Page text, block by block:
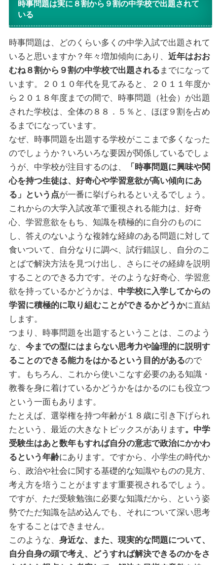
時事問題は実に８割から９割の中学校で出題されて
いる
時事問題は、どのくらい多くの中学入試で出題されて
いると思いますか？年々増加傾向にあり、 近年はおお
むね８割から９割の中学校で出題される までになって
います。２０１０年代を見てみると、２０１１年度か
ら２０１８年度までの間で、時事問題（社会）が出題
された学校は、全体の８８．５％と、ほぼ９割を占め
るまでになっています。
なぜ、時事問題を出題する学校がここまで多くなった
のでしょうか？いろいろな要因が関係しているでしょ
うが、中学校が注目するのは、
「時事問題に興味や関
心を持つ生徒は、好奇心や学習意欲が高い傾向にあ
る」という点が一番に挙げられるといえるでしょう。
これからの大学入試改革で重視される能力は、好奇
心、学習意欲をもち、知識を積極的に自分のものに
し、答えのないような複雑な経緯のある問題に対して
食いついて、自分なりに調べ、試行錯誤し、自分のこ
とばで解決方法を見つけ出し、さらにその経緯を説明
することのできる力です。そのような好奇心、学習意
欲を持っているかどうかは、 中学校に入学してからの
学習に積極的に取り組むことができるかどうかに直結
します。
つまり、時事問題を出題するということは、このよう
な、 今までの型にはまらない思考力や論理的に説明す
ることのできる能力をはかるという目的があるので
す。もちろん、これから使いこなす必要のある知識・
教養を身に着けているかどうかをはかるのにも役立つ
という一面もあります。
たとえば、選挙権を持つ年齢が１８歳に引き下げられ
たという、最近の大きなトピックスがあります。中学
受験生はあと数年もすれば自分の意志で政治にかかわ
るという年齢にあります。ですから、小学生の時代か
ら、政治や社会に関する基礎的な知識やものの見方、
考え方を培うことがますます重要視されるでしょう。
ですが、ただ受験勉強に必要な知識だから、という姿
勢でただ知識を詰め込んでも、それについて深い思考
をすることはできません。
このような、 身近な、また、現実的な問題について、
自分自身の頭で考え、どうすれば解決できるのかをさ